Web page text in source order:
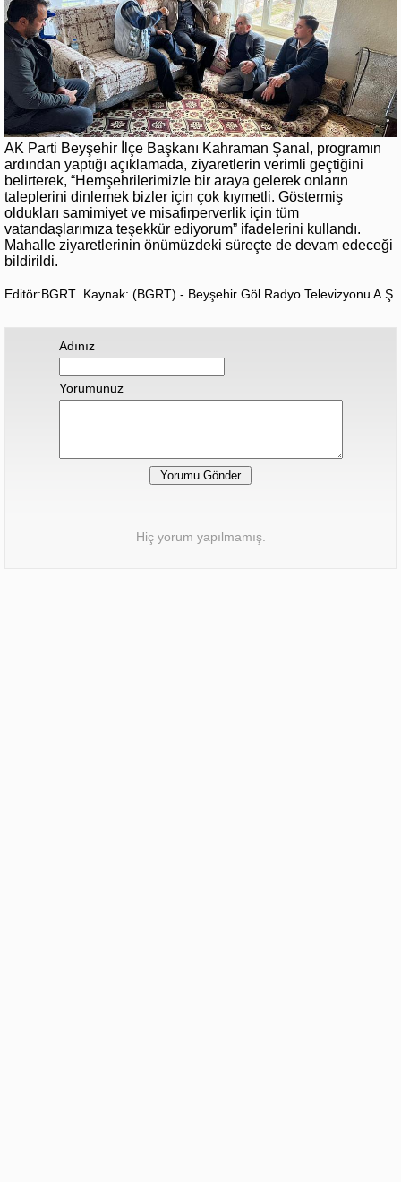
AK Parti Beyşehir İlçe Başkanı Kahraman Şanal, programın
ardından yaptığı açıklamada, ziyaretlerin verimli geçtiğini
belirterek, “Hemşehrilerimizle bir araya gelerek onların
taleplerini dinlemek bizler için çok kıymetli. Göstermiş
oldukları samimiyet ve misafirperverlik için tüm
vatandaşlarımıza teşekkür ediyorum” ifadelerini kullandı.
Mahalle ziyaretlerinin önümüzdeki süreçte de devam edeceği
bildirildi.
Editör:BGRT Kaynak: (BGRT) - Beyşehir Göl Radyo Televizyonu A.Ş.
Adınız
Yorumunuz
Hiç yorum yapılmamış.